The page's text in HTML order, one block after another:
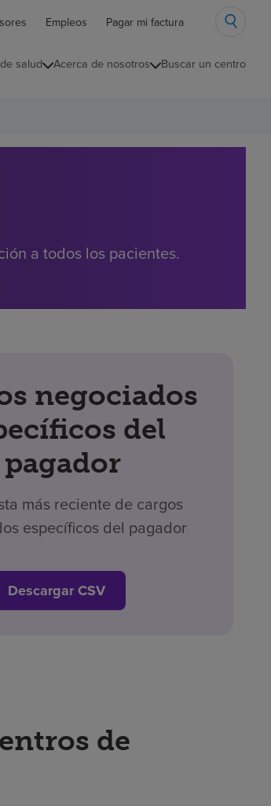
Empleos Pagar mi factura
salud Acerca de nosotros Buscar un centro
a todos los pacientes.
negociados
del
pagador
más reciente de cargos
específicos del pagador
Descargar CSV
de